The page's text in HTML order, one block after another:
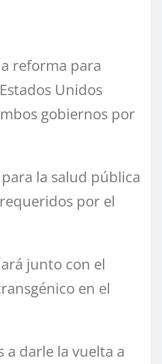
reforma para
Unidos
gobiernos por
la salud pública
por el
junto con el
en el
a darle la vuelta a